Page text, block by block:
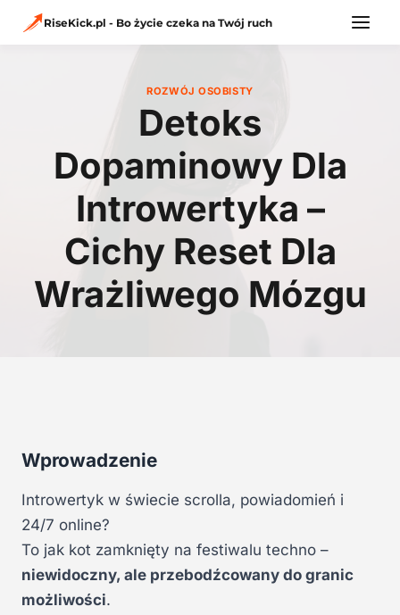
RiseKick.pl - Bo życie czeka na Twój ruch
ROZWÓJ OSOBISTY
Detoks
Dopaminowy Dla
Introwertyka –
Cichy Reset Dla
Wrażliwego Mózgu
Wprowadzenie
Introwertyk w świecie scrolla, powiadomień i
24/7 online?
To jak kot zamknięty na festiwalu techno –
niewidoczny, ale przebodźcowany do granic
możliwości.